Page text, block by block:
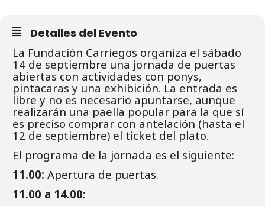
Detalles del Evento
La Fundación Carriegos organiza el sábado
14 de septiembre una jornada de puertas
abiertas con actividades con ponys,
pintacaras y una exhibición. La entrada es
libre y no es necesario apuntarse, aunque
realizarán una paella popular para la que sí
es preciso comprar con antelación (hasta el
12 de septiembre) el ticket del plato.
El programa de la jornada es el siguiente:
11.00: Apertura de puertas.
11.00 a 14.00: